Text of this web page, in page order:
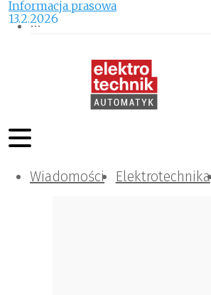
Wiadomości Elektrotechnika
Komunikacja i IT
Kontrola
Tematy specjalne
Informacja prasowa
13.2.2026